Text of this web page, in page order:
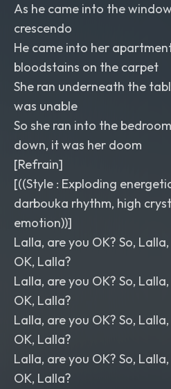
As he came into the
crescendo
He came into her
bloodstains on the carpet
She ran underneath the
was unable
So she ran into the
down, it was her doom
​[Refrain]
[((Style : Exploding
darbouka rhythm, high
emotion))]
Lalla, are you OK? So,
OK, Lalla?
Lalla, are you OK? So,
OK, Lalla?
Lalla, are you OK? So,
OK, Lalla?
Lalla, are you OK? So,
OK, Lalla?